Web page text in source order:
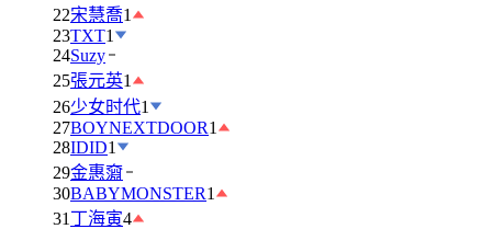
22宋慧喬1
23TXT1
24Suzy
25張元英1
26少女时代1
27BOYNEXTDOOR1
28IDID1
29金惠奫
30BABYMONSTER1
31 丁海寅4